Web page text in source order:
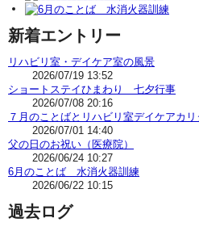
新着エントリー
リハビリ室・デイケア室の風景
2026/07/19 13:52
ショートステイひまわり 七夕行事
2026/07/08 20:16
７月のことばとリハビリ室デイケアカ
2026/07/01 14:40
父の日のお祝い（医療院）
2026/06/24 10:27
6月のことば 水消火器訓練
2026/06/22 10:15
過去ログ